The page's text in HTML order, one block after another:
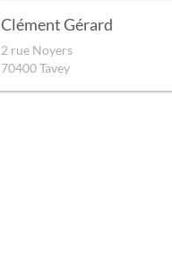
Clément Gérard
2 rue Noyers
70400Tavey